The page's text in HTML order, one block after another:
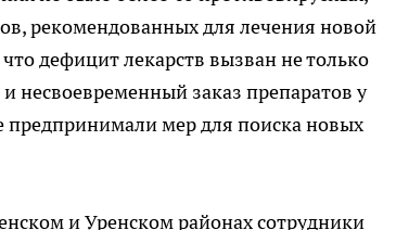
рекомендованных для лечения новой
дефицит лекарств вызван не только
заказ препаратов у
предпринимали мер для поиска новых
и Уренском районах сотрудники